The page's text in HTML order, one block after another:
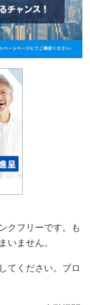
クフリーです。も
いません。
てください。ブロ